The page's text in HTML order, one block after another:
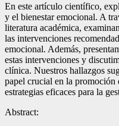
En este artículo científico,
y el bienestar emocional. A
literatura académica,
las intervenciones
emocional. Además,
estas intervenciones y
clínica. Nuestros hallazgos
papel crucial en la promoción
estrategias eficaces para la
Abstract: